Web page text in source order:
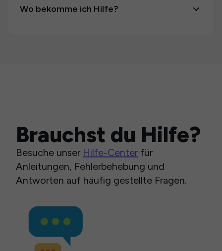
Wo bekomme ich Hilfe?
Brauchst du Hilfe?
Besuche unser Hilfe-Center für
Anleitungen, Fehlerbehebung und
Antworten auf häufig gestellte Fragen.